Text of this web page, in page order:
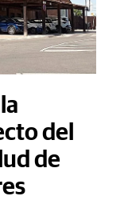
del
de